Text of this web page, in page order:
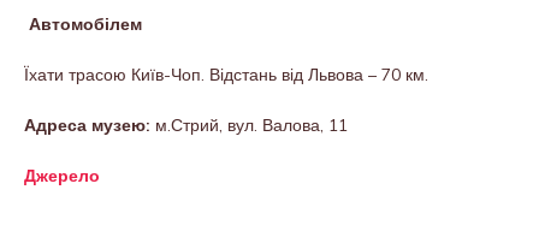
Автомобілем
Їхати трасою Київ-Чоп. Відстань від Львова – 70 км.
Адреса музею: м.Стрий, вул. Валова, 11
Джерело